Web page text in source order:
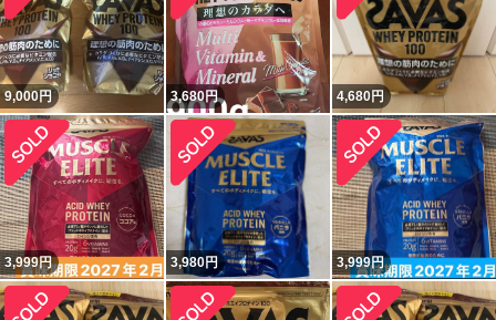
9,000円 3,680円 4,680円
3,999円 3,980円 3,999円